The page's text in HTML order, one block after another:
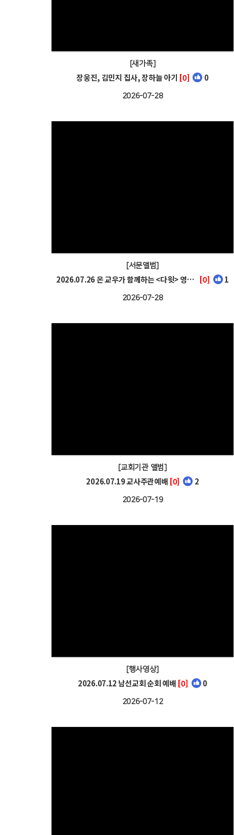
[새가족]
장웅진, 김민지 집사, 장하늘 아기 [0] 0
2026-07-28
[서문앨범]
2026.07.26 온 교우가 함께하는 <다윗> 영화관람 [0] 1
2026-07-28
[교회기관 앨범]
2026.07.19 교사주관예배 [0] 2
2026-07-19
[행사영상]
2026.07.12 남선교회 순회 예배 [0] 0
2026-07-12